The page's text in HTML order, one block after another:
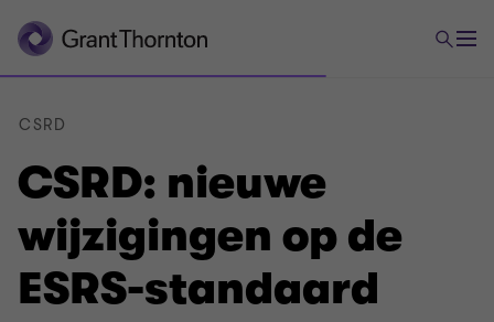
CSRD: nieuwe
wijzigingen op de
ESRS-standaard
CSRD